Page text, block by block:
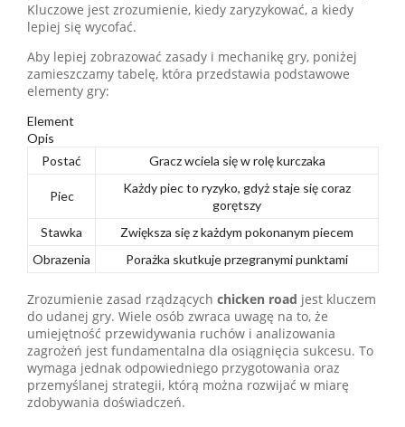
Kluczowe jest zrozumienie, kiedy zaryzykować, a kiedy
lepiej się wycofać.
Aby lepiej zobrazować zasady i mechanikę gry, poniżej
zamieszczamy tabelę, która przedstawia podstawowe
elementy gry:
Element
Opis
Postać
Gracz wciela się w rolę kurczaka
Piec
Każdy piec to ryzyko, gdyż staje się coraz
gorętszy
Stawka
Zwiększa się z każdym pokonanym piecem
Obrazenia
Porażka skutkuje przegranymi punktami
Zrozumienie zasad rządzących chicken road jest kluczem
do udanej gry. Wiele osób zwraca uwagę na to, że
umiejętność przewidywania ruchów i analizowania
zagrożeń jest fundamentalna dla osiągnięcia sukcesu. To
wymaga jednak odpowiedniego przygotowania oraz
przemyślanej strategii, którą można rozwijać w miarę
zdobywania doświadczeń.